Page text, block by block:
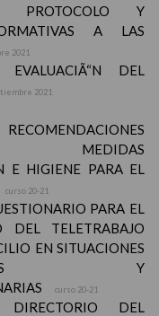
PROTOCOLO Y
A LAS
2021
DEL
2021
MEDIDAS
E HIGIENE PARA EL
curso 20-21
PARA EL
DEL TELETRABAJO
EN SITUACIONES
Y
curso 20-21
DEL